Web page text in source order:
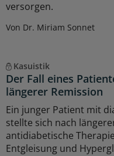
versorgen.
Von Dr. Miriam Sonnet
Kasuistik
Der Fall eines
längerer Remission
Ein junger Patient mit
stellte sich nach
antidiabetische
Entgleisung und